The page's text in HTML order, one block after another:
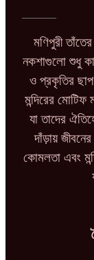
মণিপুরী
নকশাগুলো শুধু
ও প্রকৃতির
মন্দিরের
যা তাদের
দাঁড়ায়
কোমলতা এবং